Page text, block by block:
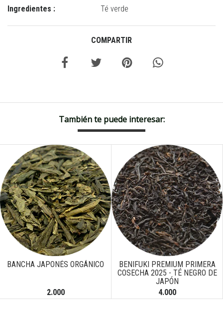
Ingredientes : Té verde
COMPARTIR
También te puede interesar:
BANCHA JAPONÉS ORGÁNICO
2.000
BENIFUKI PREMIUM PRIMERA
COSECHA 2025 - TÉ NEGRO DE
JAPÓN
4.000
Next